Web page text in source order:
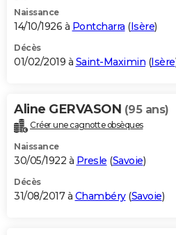
Naissance
14/10/1926 à Pontcharra (Isère)
Décès
01/02/2019 à Saint-Maximin (Isère
Aline GERVASON (95 ans)
Créer une cagnotte obsèques
Naissance
30/05/1922 à Presle (Savoie)
Décès
31/08/2017 à Chambéry(Savoie)